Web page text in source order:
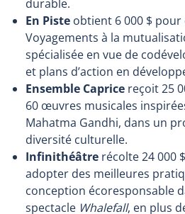
durable.
En Piste obtient 6 000 $ pour
Voyagements à la
spécialisée en vue de
et plans d’action en
Ensemble Caprice reçoit 25
60 œuvres musicales
Mahatma Gandhi, dans un
diversité culturelle.
Infinithéâtre récolte 24 000
adopter des meilleures
conception écoresponsable
spectacle Whalefall, en plus